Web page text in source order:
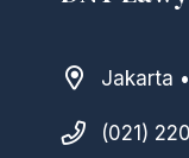
Jakarta
(021)